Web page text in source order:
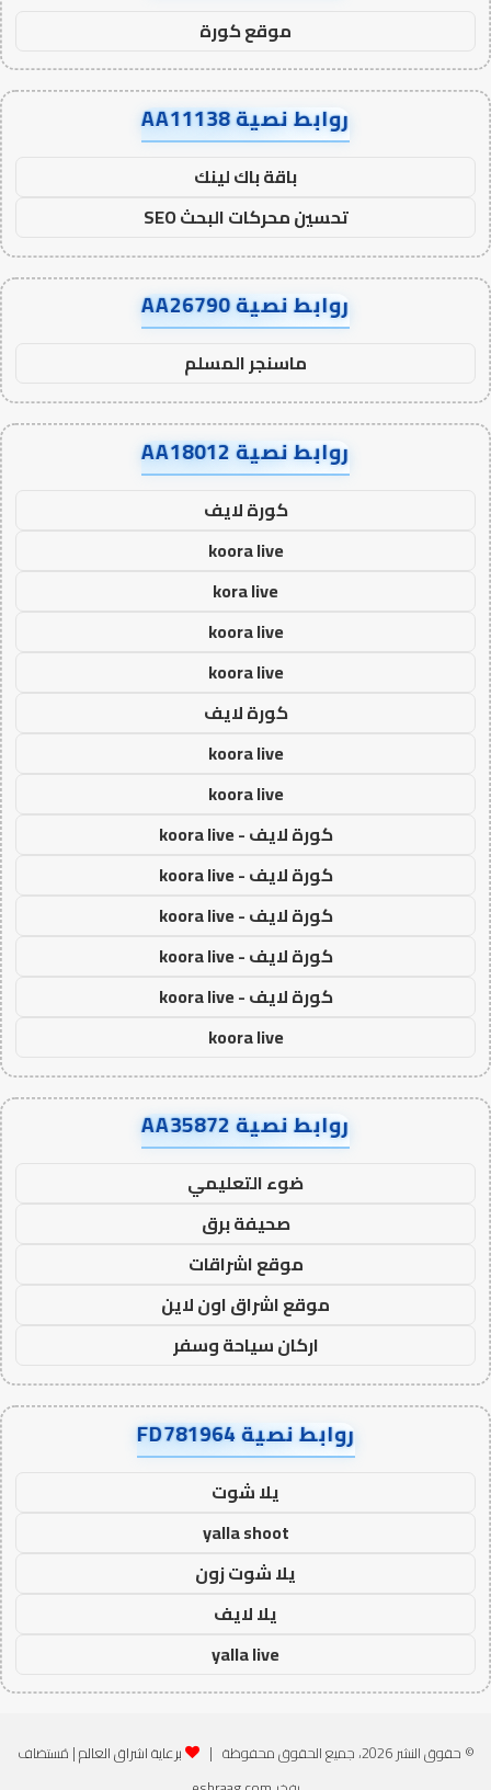
موقع كورة
روابط نصية AA11138
باقة باك لينك
تحسين محركات البحث SEO
روابط نصية AA26790
ماسنجر المسلم
روابط نصية AA18012
كورة لايف
koora live
kora live
koora live
koora live
كورة لايف
koora live
koora live
كورة لايف - koora live
كورة لايف - koora live
كورة لايف - koora live
كورة لايف - koora live
كورة لايف - koora live
koora live
روابط نصية AA35872
ضوء التعليمي
صحيفة برق
موقع اشراقات
موقع اشراق اون لاين
اركان سياحة وسفر
روابط نصية FD781964
يلا شوت
yalla shoot
يلا شوت زون
يلا لايف
yalla live
© حقوق النشر 2026، جميع الحقوق محفوظة | برعاية اشراق العالم| مُستضاف